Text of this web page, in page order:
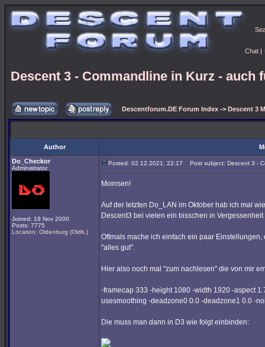
Chat |
Descent 3 - Commandline in Kurz - auch
Descentforum.DE Forum Index -> Descent 3
Author
Do_Checkor
Administrator
Joined: 19 Nov 2000
Posts: 7775
Location: Oldenburg (Oldb.)
Posted: 02.12.2021, 22:17 Post subject: Descent 3 -
Moinsen!
Auf der letzten Do_LAN im Oktober hab ich mal
Descent3 bei vielen ein bisschen in Vergessenheit
Oftmals mache ich einfach ein paar
"alles gut".
Hier also noch mal "zum nachlesen" die von mir
-framecap 333 -height 1080 -width 1920 -aspect
usesmoothing -deadzone0 0.0 -deadzone1 0.0 -
Die muss man dann in D3 wie folgt einbinden: